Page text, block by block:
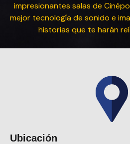
impresionantes salas de
mejor tecnología de sonido e
historias que te harán
Ubicación